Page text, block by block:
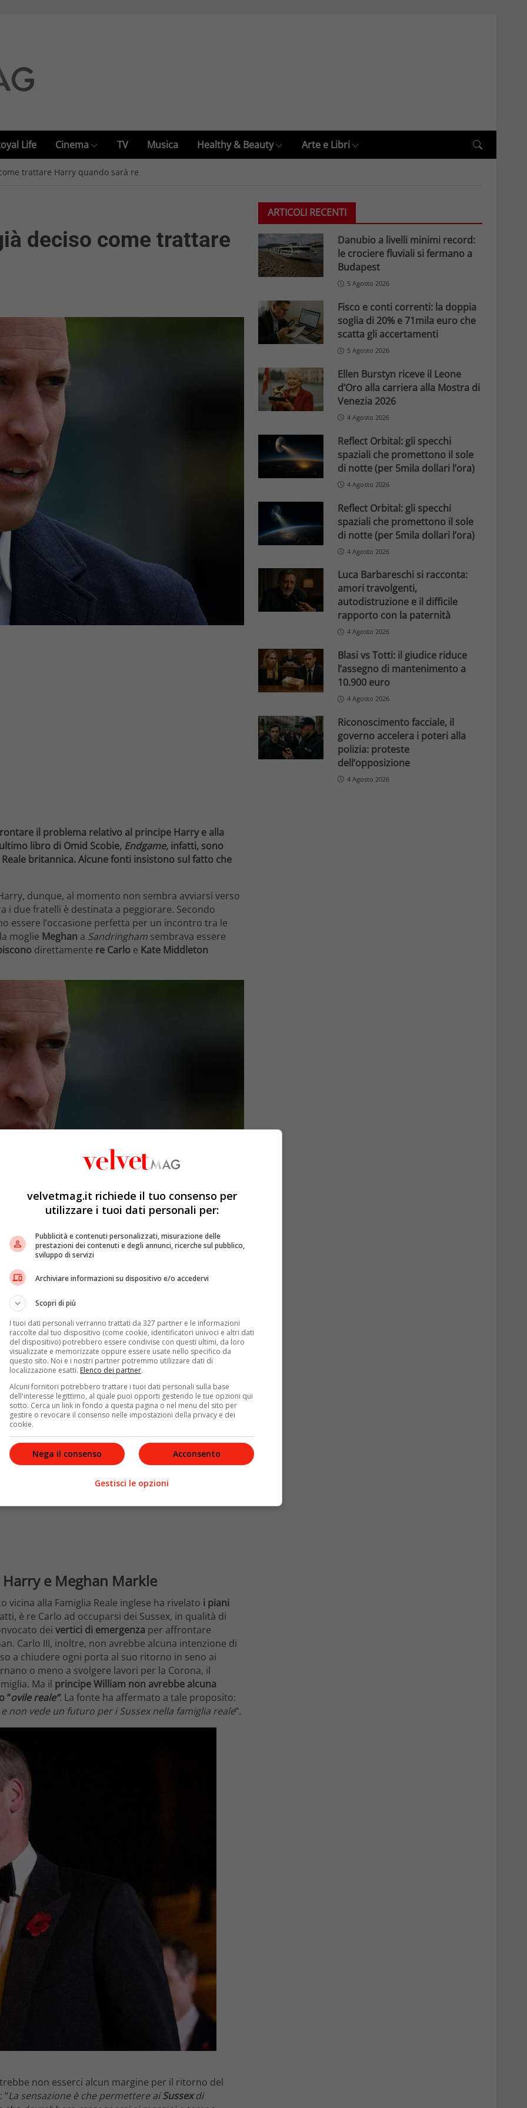
Life Cinema TV Musica Healthy & Beauty Arte e Libri
trattare Harry quando sarà re
deciso come trattare
il problema relativo al principe Harry e alla
libro di Omid Scobie, Endgame, infatti, sono
britannica. Alcune fonti insistono sul fatto che
dunque, al momento non sembra avviarsi verso
i due fratelli è destinata a peggiorare. Secondo
essere l’occasione perfetta per un incontro tra le
moglie Meghan a Sandringham sembrava essere
direttamente re Carlo e Kate Middleton
in Endgame,infatti, il duca e la duchessa di Sussex
molto per la stampa britannica e che ha
di tutte queste vicissitudini, dunque, ilprincipe
contrario, per il futuro ha le idee molto chiare sul
e Meghan Markle
vicina alla Famiglia Reale inglese ha rivelato i piani
è re Carlo ad occuparsi dei Sussex, in qualità di
dei vertici di emergenza per affrontare
Carlo III, inoltre, non avrebbe alcuna intenzione di
a chiudere ogni porta al suo ritorno in seno ai
o meno a svolgere lavori per la Corona, il
Ma il principe William non avrebbe alcuna
“ovile reale”. La fonte ha affermato a tale proposito:
vede un futuro per i Sussex nella famiglia reale“.
non esserci alcun margine per il ritorno del
“La sensazione è che permettere aiSussexdi
ARTICOLI RECENTI
Danubio a livelli minimi record:
le crociere fluviali si fermano a
Budapest
5 Agosto 2026
Fisco e conti correnti: la doppia
soglia di 20% e 71mila euro che
scatta gli accertamenti
5 Agosto 2026
Ellen Burstyn riceve il Leone
d’Oro alla carriera alla Mostra di
Venezia 2026
4 Agosto 2026
Reflect Orbital: gli specchi
spaziali che promettono il sole
di notte (per 5mila dollari l’ora)
4 Agosto 2026
Reflect Orbital: gli specchi
spaziali che promettono il sole
di notte (per 5mila dollari l’ora)
4 Agosto 2026
Luca Barbareschi si racconta:
amori travolgenti,
autodistruzione e il difficile
rapporto con la paternità
4 Agosto 2026
Blasi vs Totti: il giudice riduce
l’assegno di mantenimento a
10.900 euro
4 Agosto 2026
Riconoscimento facciale, il
governo accelera i poteri alla
polizia: proteste
dell’opposizione
4 Agosto 2026
velvetmag.it richiede il tuo consenso per
utilizzare i tuoi dati personali per:
Pubblicità e contenuti personalizzati, misurazione delle
prestazioni dei contenuti e degli annunci, ricerche sul pubblico,
sviluppo di servizi
Archiviare informazioni su dispositivo e/o accedervi
Scopri di più
I tuoi dati personali verranno trattati da 327 partner e le informazioni
raccolte dal tuo dispositivo (come cookie, identificatori univoci e altri dati
del dispositivo) potrebbero essere condivise con questi ultimi, da loro
visualizzate e memorizzate oppure essere usate nello specifico da
questo sito. Noi e i nostri partner potremmo utilizzare dati di
localizzazione esatti. Elenco dei partner.
Alcuni fornitori potrebbero trattare i tuoi dati personali sulla base
dell'interesse legittimo, al quale puoi opporti gestendo le tue opzioni qui
sotto. Cerca un link in fondo a questa pagina o nel menu del sito per
gestire o revocare il consenso nelle impostazioni della privacy e dei
cookie.
Acconsento
Nega il consenso
Gestisci le opzioni